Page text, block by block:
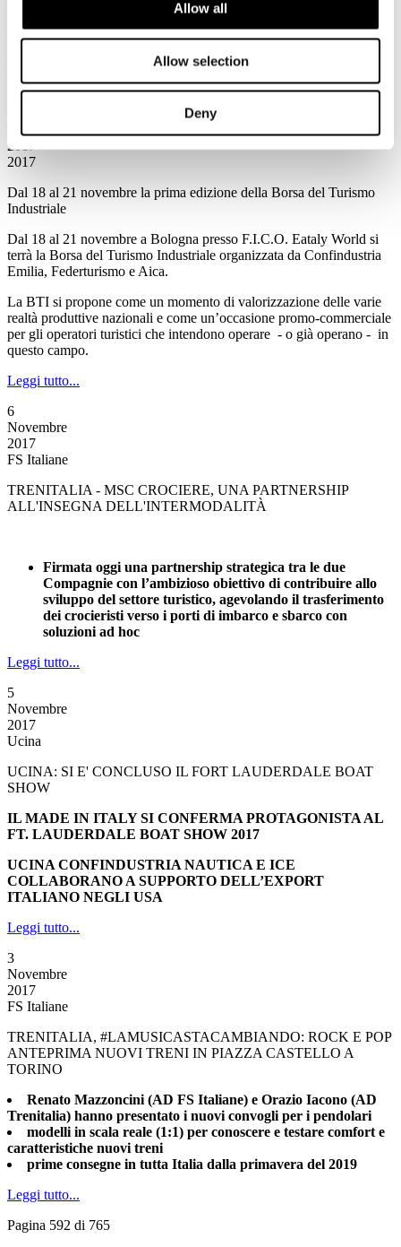
Allow all
Allow selection
Deny
delle Regioni e Province Autonome Giovanni Lolli e al Direttore
Francesco Palumbo, la presentazione del
www.camminiditalia.it
Leggi tutto...
Novembre
2017
2017
Dal 18 al 21 novembre la prima edizione della Borsa del Turismo
Industriale
Dal 18 al 21 novembre a Bologna presso F.I.C.O. Eataly World si
terrà la Borsa del Turismo Industriale organizzata da Confindustria
Emilia, Federturismo e Aica.
La BTI si propone come un momento di valorizzazione delle varie
realtà produttive nazionali e come un’occasione promo-commerciale
per gli operatori turistici che intendono operare - o già operano - in
questo campo.
Leggi tutto...
6
Novembre
2017
FS Italiane
TRENITALIA - MSC CROCIERE, UNA PARTNERSHIP
ALL'INSEGNA DELL'INTERMODALITÀ
Firmata oggi una partnership strategica tra le due
Compagnie con l’ambizioso obiettivo di contribuire allo
sviluppo del settore turistico, agevolando il trasferimento
dei crocieristi verso i porti di imbarco e sbarco con
soluzioni ad hoc
Leggi tutto...
5
Novembre
2017
Ucina
UCINA: SI E' CONCLUSO IL FORT LAUDERDALE BOAT
SHOW
IL MADE IN ITALY SI CONFERMA PROTAGONISTA AL
FT. LAUDERDALE BOAT SHOW 2017
UCINA CONFINDUSTRIA NAUTICA E ICE
COLLABORANO A SUPPORTO DELL’EXPORT
ITALIANO NEGLI USA
Leggi tutto...
3
Novembre
2017
FS Italiane
TRENITALIA, #LAMUSICASTACAMBIANDO: ROCK E POP
ANTEPRIMA NUOVI TRENI IN PIAZZA CASTELLO A
TORINO
Renato Mazzoncini (AD FS Italiane) e Orazio Iacono (AD
Trenitalia) hanno presentato i nuovi convogli per i pendolari
modelli in scala reale (1:1) per conoscere e testare comfort e
caratteristiche nuovi treni
prime consegne in tutta Italia dalla primavera del 2019
Leggi tutto...
Pagina 592 di 765